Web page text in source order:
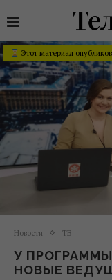
Этот материал
Новости ТВ
У
НОВЫЕ